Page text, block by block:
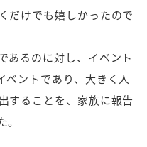
だけでも嬉しかったので
あるのに対し、イベント
ベントであり、大きく人
することを、家族に報告
。